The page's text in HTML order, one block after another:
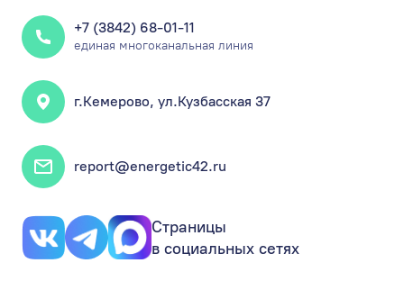
+7 (3842) 68-01-11
единая многоканальная линия
г.Кемерово, ул.Кузбасская 37
report@energetic42.ru
Страницы
в социальных сетях